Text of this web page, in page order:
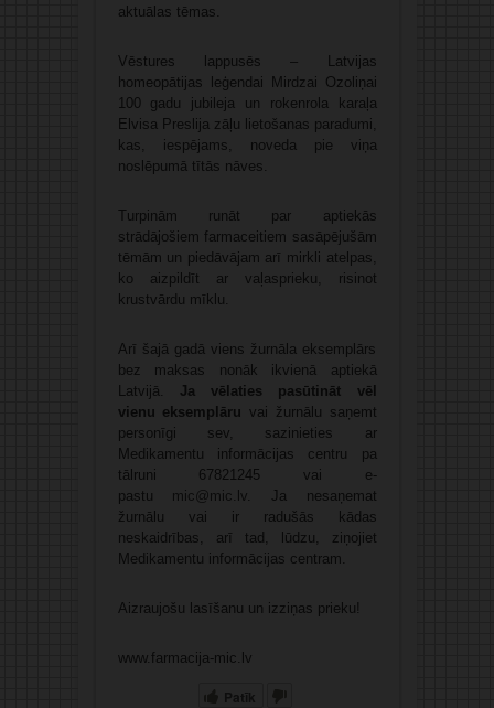
aktuālas tēmas.
Vēstures lappusēs – Latvijas
homeopātijas leģendai Mirdzai Ozoliņai
100 gadu jubileja un rokenrola karaļa
Elvisa Preslija zāļu lietošanas paradumi,
kas, iespējams, noveda pie viņa
noslēpumā tītās nāves.
Turpinām runāt par aptiekās
strādājošiem farmaceitiem sasāpējušām
tēmām un piedāvājam arī mirkli atelpas,
ko aizpildīt ar vaļasprieku, risinot
krustvārdu mīklu.
Arī šajā gadā viens žurnāla eksemplārs
bez maksas nonāk ikvienā aptiekā
Latvijā. Ja vēlaties pasūtināt vēl
vienu eksemplāru vai žurnālu saņemt
personīgi sev, sazinieties ar
Medikamentu informācijas centru pa
tālruni 67821245 vai e-
pastu mic@mic.lv . Ja nesaņemat
žurnālu vai ir radušās kādas
neskaidrības, arī tad, lūdzu, ziņojiet
Medikamentu informācijas centram.
Aizraujošu lasīšanu un izziņas prieku!
www.farmacija-mic.lv
Patīk